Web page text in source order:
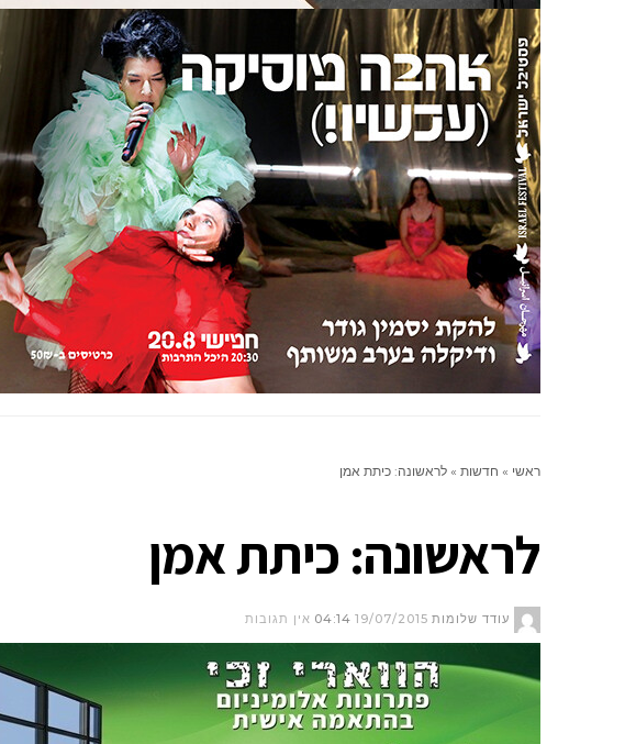
ברכות
ניחומים
צור קשר
ראשי » חדשות » לראשונה: כיתת אמן
לראשונה: כיתת אמן
עודד שלומות 19/07/2015
04:14 אין תגובות